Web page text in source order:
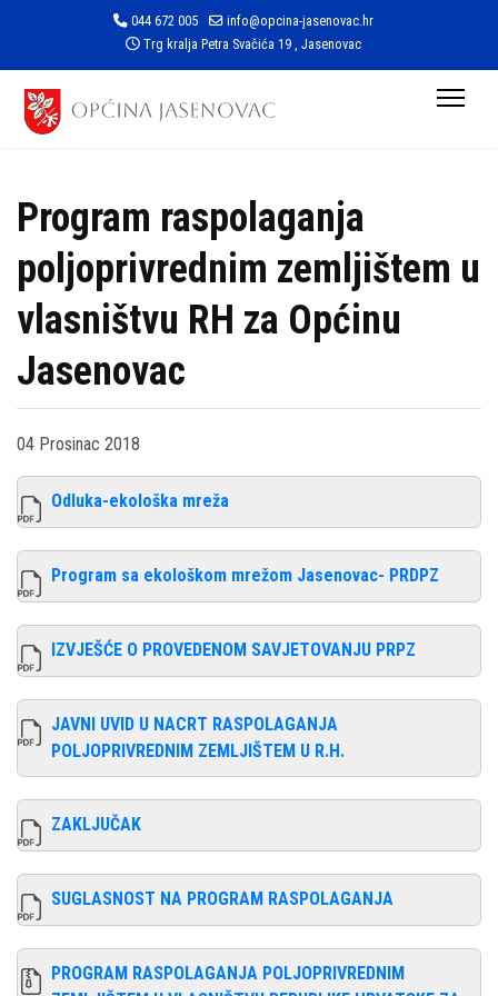
044 672 005
info@opcina-jasenovac.hr
Trg kralja Petra Svačića 19 , Jasenovac
Program raspolaganja
poljoprivrednim zemljištem u
vlasništvu RH za Općinu
Jasenovac
04 Prosinac 2018
Odluka-ekološka mreža
Program sa ekološkom mrežom Jasenovac- PRDPZ
IZVJEŠĆE O PROVEDENOM SAVJETOVANJU PRPZ
JAVNI UVID U NACRT RASPOLAGANJA
POLJOPRIVREDNIM ZEMLJIŠTEM U R.H.
ZAKLJUČAK
SUGLASNOST NA PROGRAM RASPOLAGANJA
PROGRAM RASPOLAGANJA POLJOPRIVREDNIM